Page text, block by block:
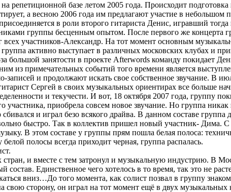
репетиционной базе летом 2005 года. Происходит
а весною 2006 года им предлагают участие в небольшом
в роли второго гитариста Денис, игравший
группы бесценным опытом. После первого же концерта
всех участников-Александр. На тот момент основным
активно выступает в различных московских клубах и
большой занятости в проекте Afterwords команду покидает
из примечательных событий того времени является
и продолжают искать свое собственное звучание. В
Сергей в своих музыкальных ориентирах все больше
и текучести. И вот, 18 октября 2007 года, группу
приобрела совсем новое звучание. Но группа никак
и играл безо всякого драйва. В данном составе группа
быстро. Так в коллектив пришел новый участник- Дима.
В этом составе у группы прям пошла белая полоса:
полосы всегда приходит черная, группа распалась.
и вместе с тем затронул и музыкальную индустрию. В
Единственное чего хотелось в то время, так это не
вниз…До того момента, как солист позвал в группу
сторону, он играл на тот момент ещё в двух музыкальных